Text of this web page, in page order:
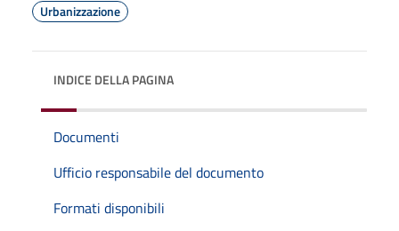
Urbanizzazione
INDICE DELLA PAGINA
Documenti
Ufficio responsabile del documento
Formati disponibili